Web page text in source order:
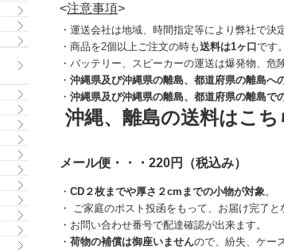
<注意事項>
・運送会社は地域、時間指定等により弊社で決
・商品を2個以上ご注文の時も送料は1ヶ口です
・バッテリー、スピーカーの運送は爆発物、危
・ 沖縄県及び沖縄県の離島、都道府県の離島へ
・ 沖縄県及び沖縄県の離島、都道府県の離島で
沖縄、離島の送料はこ
メール便・・・220円（税込み）
・ CD２枚までや厚さ２cmまでの小物が対象 。
・ ご家庭のポスト投函をもって、お届け完了
・お問い合わせ番号で配達確認が出来ます。
・ 荷物の補償は御座いませんので、紛失、ケー